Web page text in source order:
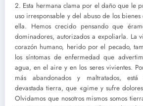
2. Esta hermana clama por el daño que le
uso irresponsable y del abuso de los
ella. Hemos crecido pensando que
dominadores, autorizados a expoliarla. La
corazón humano, herido por el pecado,
los síntomas de enfermedad que
agua, en el aire y en los seres vivientes.
más abandonados y maltratados,
devastada tierra, que «gime y sufre
Olvidamos que nosotros mismos somos